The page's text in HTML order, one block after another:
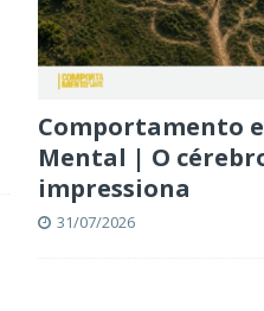
Comportamento e
Mental | O
impressiona
31/07/2026